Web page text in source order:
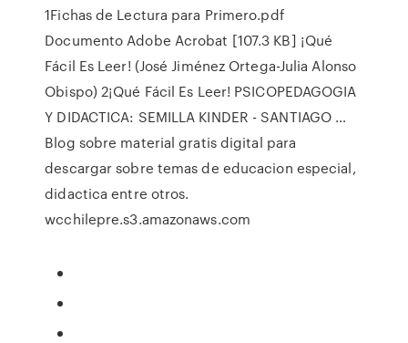
1Fichas de Lectura para Primero.pdf
Documento Adobe Acrobat [107.3 KB] ¡Qué
Fácil Es Leer! (José Jiménez Ortega-Julia Alonso
Obispo) 2¡Qué Fácil Es Leer! PSICOPEDAGOGIA
Y DIDACTICA: SEMILLA KINDER - SANTIAGO …
Blog sobre material gratis digital para
descargar sobre temas de educacion especial,
didactica entre otros.
wcchilepre.s3.amazonaws.com